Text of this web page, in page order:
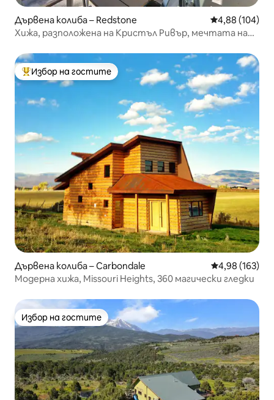
Дървена колиба – Redstone Средна
4,88 (104)
Хижа, разположена на Кристъл Ривър, мечтата на
Най-популярен избор на гостите
Избор на гостите
Дървена колиба – Carbondale Средна
4,98 (163)
Модерна хижа, Missouri Heights, 360 магически гледки
Избор на гостите
Избор на гостите